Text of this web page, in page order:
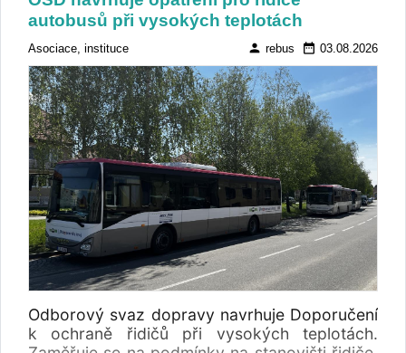
autobusů při vysokých teplotách
Asociace, instituce person rebus date_range 03.08.2026
Odborový svaz dopravy navrhuje Doporučení
k ochraně řidičů při vysokých teplotách.